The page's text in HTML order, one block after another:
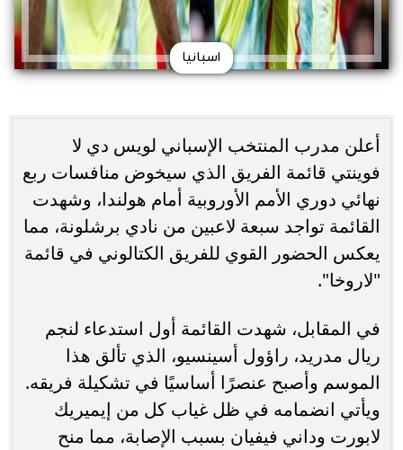
اسبانيا
أعلن مدرب المنتخب الإسباني لويس دي لا
فوينتي قائمة الفريق الذي سيخوض منافسات ربع
نهائي دوري الأمم الأوروبية أمام هولندا، وشهدت
القائمة تواجد سبعة لاعبين من نادي برشلونة، مما
يعكس الحضور القوي للفريق الكتالوني في قائمة
"لاروخا".
في المقابل، شهدت القائمة أول استدعاء لنجم
ريال مدريد، راؤول أسينسيو، الذي تألق هذا
الموسم وأصبح عنصرًا أساسيًا في تشكيلة فريقه.
ويأتي انضمامه في ظل غياب كل من إيميريك
لابورت وداني فيفيان بسبب الإصابة، مما منح